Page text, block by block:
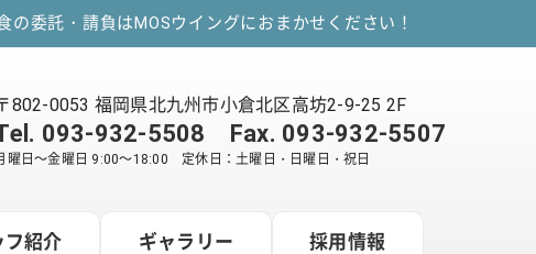
委託・請負はMOSウイングにおまかせください！
802-0053 福岡県北九州市小倉北区高坊2-9-25 2F
093-932-5508 Fax. 093-932-5507
曜日～金曜日 9:00～18:00 定休日：土曜日・日曜日・祝日
フ紹介 ギャラリー 採用情報